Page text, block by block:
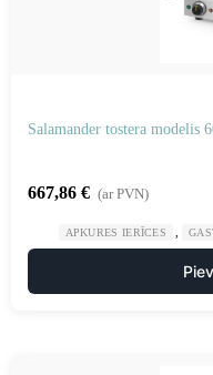
Salamander tostera modelis
667,86 € (ar PVN)
APKURES IERĪCES